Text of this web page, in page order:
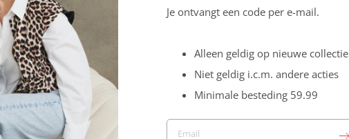
79.99
Je ontvangt een code per e-mail.
Alleen geldig op nieuwe collectie
Niet geldig i.c.m. andere acties
Minimale besteding 59.99